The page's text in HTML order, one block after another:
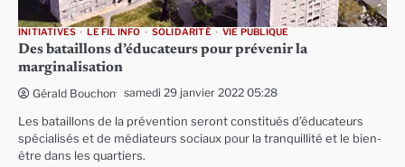
INITIATIVES LE FIL INFO SOLIDARITÉ VIE PUBLIQUE
Des bataillons d’éducateurs pour prévenir la
marginalisation
Gérald Bouchon samedi 29 janvier 2022 05:28
Les bataillons de la prévention seront constitués d’éducateurs
spécialisés et de médiateurs sociaux pour la tranquillité et le bien-
être dans les quartiers.